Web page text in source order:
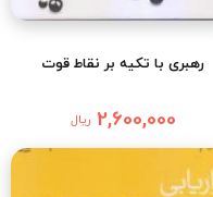
رهبری با تکیه بر نقاط قوت
2,600,000 ریال